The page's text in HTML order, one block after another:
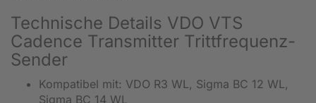
Technische Details VDO VTS
Cadence Transmitter Trittfrequenz-
Sender
Kompatibel mit: VDO R3 WL, Sigma BC 12 WL,
Sigma BC 14 WL